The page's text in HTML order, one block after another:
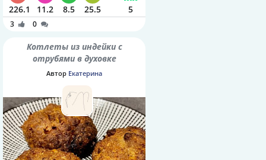
226.1 11.2 8.5 25.5 5
3 0
Котлеты из индейки с
отрубями в духовке
Автор Екатерина